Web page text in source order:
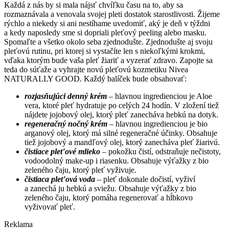
Každá z nás by si mala nájsť chvíľku času na to, aby sa
rozmaznávala a venovala svojej pleti dostatok starostlivosti. Žijeme
rýchlo a niekedy si ani nestíhame uvedomiť, aký je deň v týždni
a kedy naposledy sme si dopriali pleťový peeling alebo masku.
Spomaľte a všetko okolo seba zjednodušte. Zjednodušte aj svoju
pleťovú rutinu, pri ktorej si vystačíte len s niekoľkými krokmi,
vďaka ktorým bude vaša pleť žiariť a vyzerať zdravo. Zapojte sa
teda do súťaže a vyhrajte novú pleťovú kozmetiku Nivea
NATURALLY GOOD. Každý balíček bude obsahovať:
rozjasňujúci denný krém – hlavnou ingredienciou je Aloe
vera, ktoré pleť hydratuje po celých 24 hodín. V zložení tiež
nájdete jojobový olej, ktorý pleť zanecháva hebkú na dotyk.
regeneračný nočný krém – hlavnou ingredienciou je bio
arganový olej, ktorý má silné regeneračné účinky. Obsahuje
tiež jojobový a mandľový olej, ktorý zanecháva pleť žiarivú.
čistiace pleťové mlieko – pokožku čistí, odstraňuje nečistoty,
vodoodolný make-up i riasenku. Obsahuje výťažky z bio
zeleného čaju, ktorý pleť vyživuje.
čistiaca pleťová voda – pleť dokonale dočistí, vyživí
a zanechá ju hebkú a sviežu. Obsahuje výťažky z bio
zeleného čaju, ktorý pomáha regenerovať a hĺbkovo
vyživovať pleť.
Reklama